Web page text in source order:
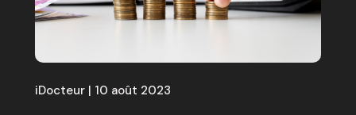
iDocteur | 10 août 2023